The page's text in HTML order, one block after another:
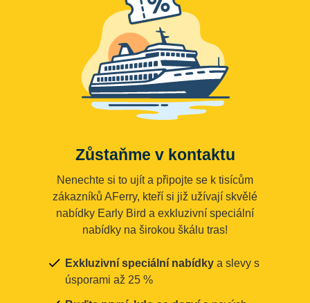
Zůstaňme v kontaktu
Nenechte si to ujít a připojte se k tisícům
zákazníků AFerry, kteří si již užívají skvělé
nabídky Early Bird a exkluzivní speciální
nabídky na širokou škálu tras!
Exkluzivní speciální nabídky a slevy s
úsporami až 25 %